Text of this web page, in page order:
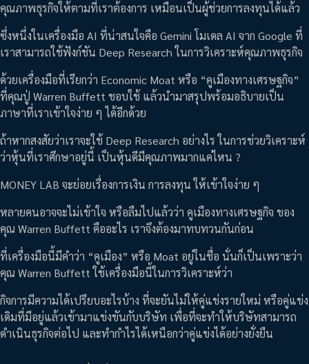
คุณภาพธุรกิจให้ตามที่เราต้องการ เหมือนเป็นผู้ช่วยการลงทุนได้แล้ว
ซึ่งหนึ่งในเครื่องมือ AI ที่น่าสนใจคือ Gemini โมเดล AI จาก Google ที่
เราสามารถใช้ฟังก์ชัน Deep Research ในการวิเคราะห์คุณภาพธุรกิจ
ด้วยเครื่องมือที่เรียกว่า Economic Moat หรือ “คูเมืองทางเศรษฐกิจ”
ที่คุณปู่ Warren Buffett ชอบใช้ แล้วนำมาสรุปพร้อมอธิบายเป็น
ภาษาที่เราเข้าใจง่าย ๆ ได้อีกด้วย
ถ้าหากสงสัยว่าเราจะใช้ Deep Research อย่างไร ในการช่วยวิเคราะห์
ว่าหุ้นที่เราศึกษาอยู่นี้ เป็นหุ้นดีมีคุณภาพมากแค่ไหน ?
MONEY LAB จะย่อยเรื่องการเงิน การลงทุน ให้เข้าใจง่าย ๆ
หลายคนอาจจะไม่เข้าใจ หรือลืมไปแล้วว่า คูเมืองทางเศรษฐกิจ ของ
คุณ Warren Buffett คืออะไร เราจึงต้องมาทบทวนกันก่อน
ที่เครื่องมือนี้มีคำว่า “คูเมือง” หรือ Moat อยู่ในชื่อ นั่นก็เป็นเพราะว่า
คุณ Warren Buffett ใช้เครื่องมือนี้ในการวิเคราะห์ว่า
กิจการมีความได้เปรียบอะไรบ้าง ที่จะยันไม่ให้คู่แข่งรายใหม่ หรือคู่แข่ง
เดิมที่มีอยู่แล้วเข้ามาแข่งขันกับบริษัท เพื่อที่จะทำให้บริษัทสามารถ
ดำเนินธุรกิจต่อไป และทำกำไรได้เหนือกว่าคู่แข่งได้อย่างยั่งยืน